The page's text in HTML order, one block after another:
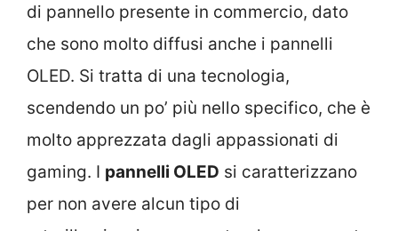
di pannello presente in commercio, dato
che sono molto diffusi anche i pannelli
OLED. Si tratta di una tecnologia,
scendendo un po’ più nello specifico, che è
molto apprezzata dagli appassionati di
gaming. I pannelli OLED si caratterizzano
per non avere alcun tipo di